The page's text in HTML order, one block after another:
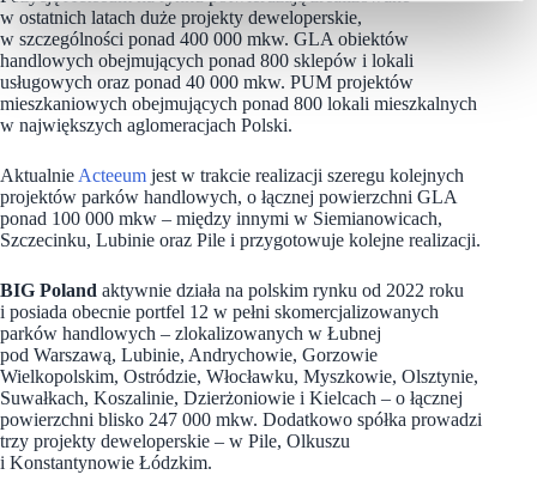
w ostatnich latach duże projekty deweloperskie,
w szczególności ponad 400 000 mkw. GLA obiektów
handlowych obejmujących ponad 800 sklepów i lokali
usługowych oraz ponad 40 000 mkw. PUM projektów
mieszkaniowych obejmujących ponad 800 lokali mieszkalnych
w największych aglomeracjach Polski.
Aktualnie Acteeum jest w trakcie realizacji szeregu kolejnych
projektów parków handlowych, o łącznej powierzchni GLA
ponad 100 000 mkw – między innymi w Siemianowicach,
Szczecinku, Lubinie oraz Pile i przygotowuje kolejne realizacji.
BIG Poland aktywnie działa na polskim rynku od 2022 roku
i posiada obecnie portfel 12 w pełni skomercjalizowanych
parków handlowych – zlokalizowanych w Łubnej
pod Warszawą, Lubinie, Andrychowie, Gorzowie
Wielkopolskim, Ostródzie, Włocławku, Myszkowie, Olsztynie,
Suwałkach, Koszalinie, Dzierżoniowie i Kielcach – o łącznej
powierzchni blisko 247 000 mkw. Dodatkowo spółka prowadzi
trzy projekty deweloperskie – w Pile, Olkuszu
i Konstantynowie Łódzkim.